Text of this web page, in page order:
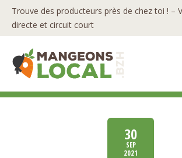
Trouve des producteurs près de chez toi ! –
directe et circuit court
30
SEP
2021